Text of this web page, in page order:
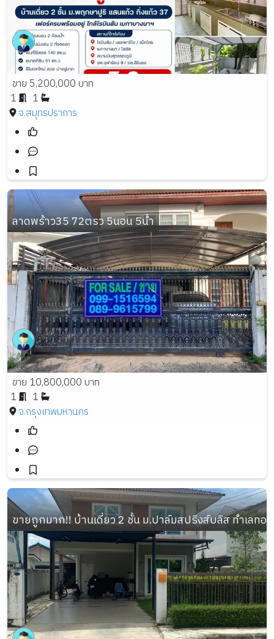
ขาย 5,200,000 บาท
1
1
จ.สมุทรปราการ
ลาดพร้าว35 72ตรว 5นอน 5น้ำ
ขาย 10,800,000 บาท
1
1
จ.กรุงเทพมหานคร
ขายถูกมาก!! บ้านเดี่ยว 2 ชั้น ม.ปาล์มสปริงส์บลิส ทำเลทอ